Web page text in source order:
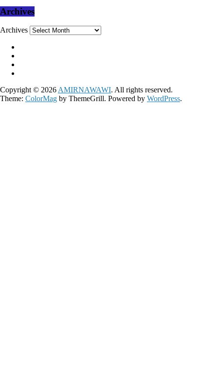
Archives
Archives
Copyright © 2026 AMIRNAWAWI. All rights reserved.
Theme: ColorMag by ThemeGrill. Powered by WordPress.